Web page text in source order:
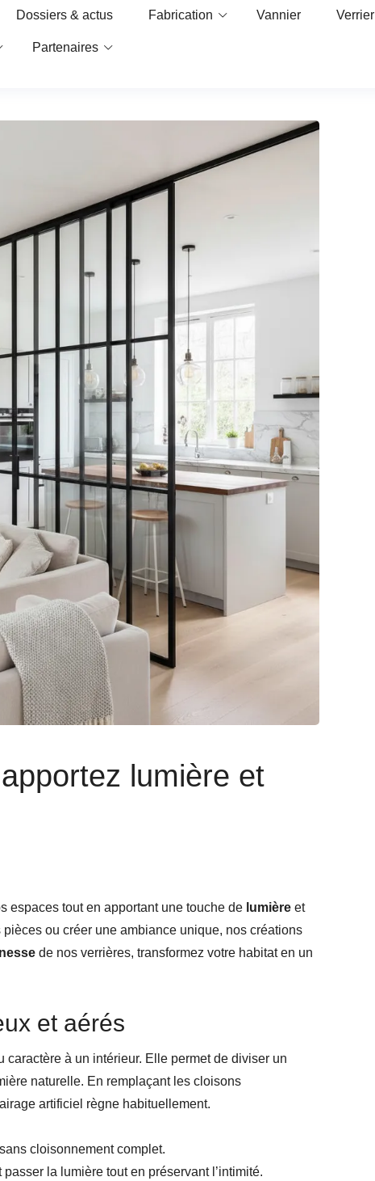
Dossiers & actus Fabrication Vannier Verrier
Partenaires
lumière et
espaces tout en apportant une touche de lumière et
ou créer une ambiance unique, nos créations
de nos verrières, transformez votre habitat en un
et aérés
caractère à un intérieur. Elle permet de diviser un
naturelle. En remplaçant les cloisons
artificiel règne habituellement.
cloisonnement complet.
passer la lumière tout en préservant l’intimité.